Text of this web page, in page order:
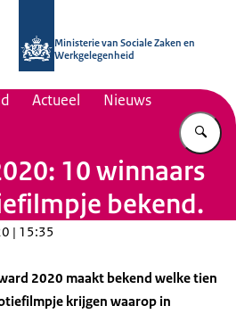
Ministerie van Sociale Zaken en
Werkgelegenheid
Actueel Nieuws
10 winnaars
bekend.
| 15:35
2020 maakt bekend welke tien
krijgen waarop in